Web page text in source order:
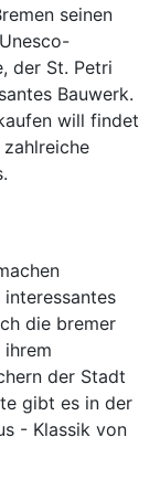
seinen
der St. Petri
Bauwerk.
will findet
die bremer
der Stadt
gibt es in der
- Klassik von